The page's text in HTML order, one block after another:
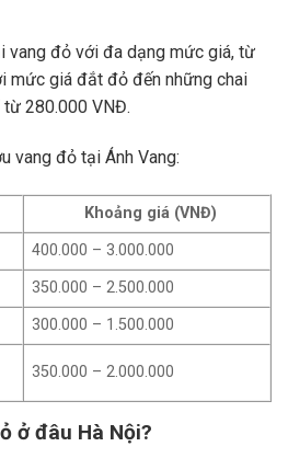
vang đỏ với đa dạng mức giá, từ
mức giá đắt đỏ đến những chai
từ 280.000 VNĐ.
vang đỏ tại Ánh Vang:
Khoảng giá (VNĐ)
400.000 – 3.000.000
350.000 – 2.500.000
300.000 – 1.500.000
350.000 – 2.000.000
ở đâu Hà Nội?